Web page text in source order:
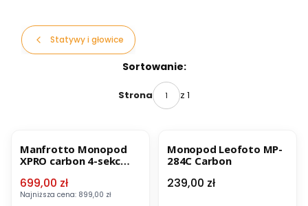
Statywy i głowice
Sortowanie:
Strona z 1
Manfrotto Monopod
XPRO carbon 4-sekc
Cena promocyjna
699,00 zł
Najniższa cena: 899,00 zł
Monopod Leofoto MP-
284C Carbon
Cena
239,00 zł